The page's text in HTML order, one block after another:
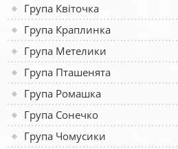
Група Квіточка
Група Краплинка
Група Метелики
Група Пташенята
Група Ромашка
Група Сонечко
Група Чомусики